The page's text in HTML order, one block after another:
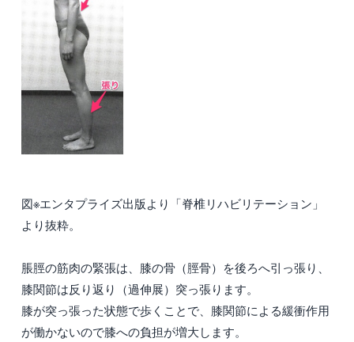
図※エンタプライズ出版より「脊椎リハビリテーション」
より抜粋。
脹脛の筋肉の緊張は、膝の骨（脛骨）を後ろへ引っ張り、
膝関節は反り返り（過伸展）突っ張ります。
膝が突っ張った状態で歩くことで、膝関節による緩衝作用
が働かないので膝への負担が増大します。